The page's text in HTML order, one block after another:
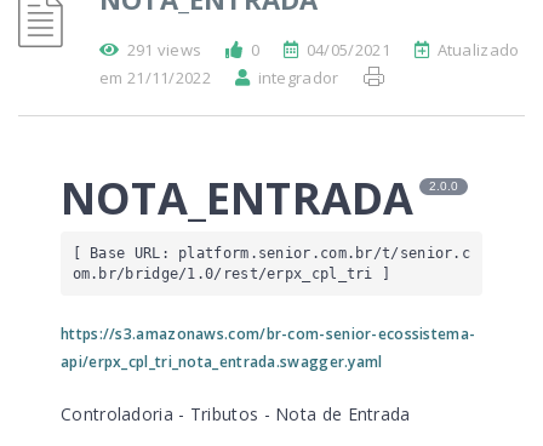
291 views 0 04/05/2021
Atualizado
em 21/11/2022
integrador
NOTA_ENTRADA 2.0.0
[ Base URL: platform.senior.com.br/t/senior.c
om.br/bridge/1.0/rest/erpx_cpl_tri
]
https://s3.amazonaws.com/br-com-senior-ecossistema-
api/erpx_cpl_tri_nota_entrada.swagger.yaml
Controladoria - Tributos - Nota de Entrada